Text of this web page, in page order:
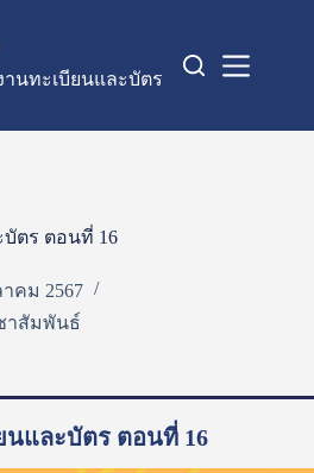
นทะเบียนและบัตร
บัตร ตอนที่ 16
าคม 2567
าสัมพันธ์
นและบัตร ตอนที่ 16